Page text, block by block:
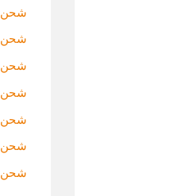
شحن
شحن
شحن
شحن
شحن
شحن
شحن